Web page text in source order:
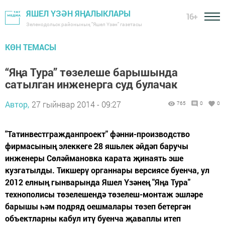
ЯШЕЛ ҮЗӘН ЯҢАЛЫКЛАРЫ
Зеленодольск районының "Яшел Үзән" газетасы
16+
КӨН ТЕМАСЫ
“Яңа Тура” төзелеше барышында
сатылган инженерга суд булачак
Автор, 27 гыйнвар 2014 - 09:27 765 0 0
"Татинвестгражданпроект" фәнни-производство
фирмасының элеккеге 28 яшьлек әйдәп баручы
инженеры Сөләймановка карата җинаять эше
кузгатылды. Тикшерү органнары версиясе буенча, ул
2012 елның гынварында Яшел Үзәнең "Яңа Тура"
технополисы төзелешендә төзелеш-монтаж эшләре
барышы һәм подряд оешмалары төзеп бетергән
объектларны кабул итү буенча җаваплы итеп